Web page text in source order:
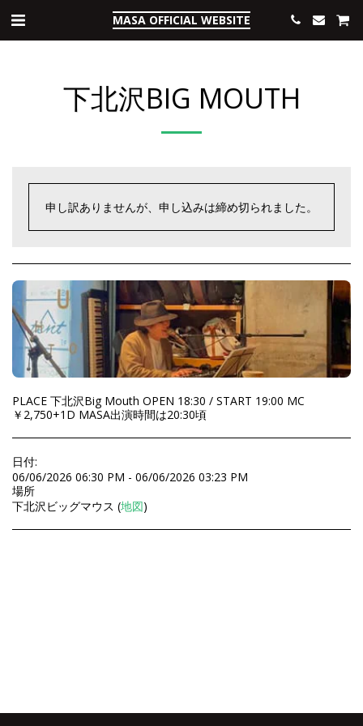
MASA OFFICIAL WEBSITE
下北沢BIG MOUTH
申し訳ありませんが、申し込みは締め切られました。
PLACE 下北沢Big Mouth OPEN 18:30 / START 19:00 MC
￥2,750+1D MASA出演時間は20:30頃
日付:
06/06/2026 06:30 PM - 06/06/2026 03:23 PM
場所
下北沢ビッグマウス (地図)